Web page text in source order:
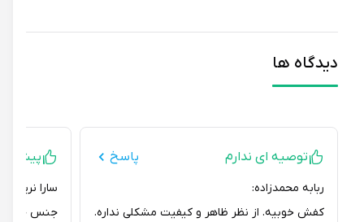
دیدگاه ها
توصیه ای ندارم پاسخ
ربابه محمدزاده:
کفش خوبیه. از نظر ظاهر و کیفیت مشکلی نداره.
پیشنهاد
سارا نریمانی:
جنس چرم